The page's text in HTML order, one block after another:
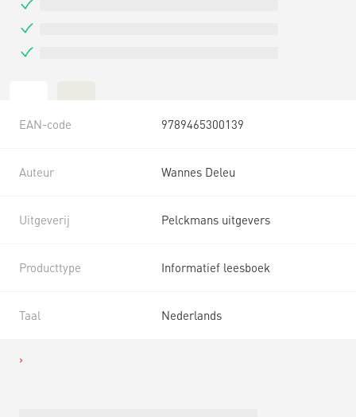
EAN-code 9789465300139
Auteur Wannes Deleu
Uitgeverij Pelckmans uitgevers
Producttype Informatief leesboek
Taal Nederlands